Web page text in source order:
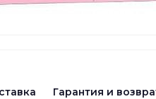
Гарантия и